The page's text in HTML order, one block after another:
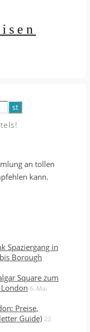
an tollen
kann.
Spaziergang in
Borough
Square zum
6. Mai
Preise,
Guide) 22.